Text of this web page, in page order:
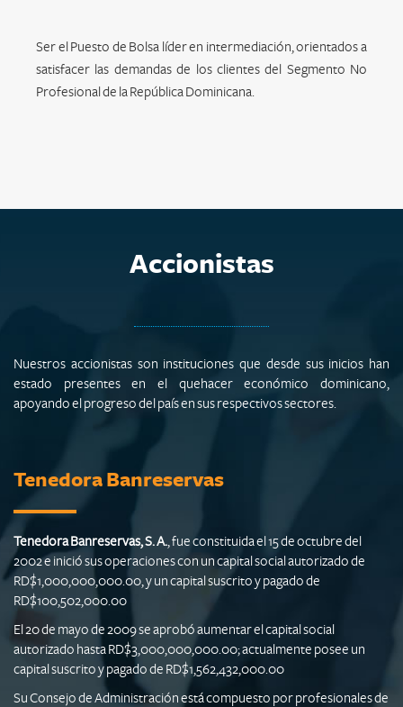
Ser el Puesto de Bolsa líder en intermediación, orientados a
satisfacer las demandas de los clientes del Segmento No
Profesional de la República Dominicana.
Accionistas
Nuestros accionistas son instituciones que desde sus inicios han
estado presentes en el quehacer económico dominicano,
apoyando el progreso del país en sus respectivos sectores.
Tenedora Banreservas
Tenedora Banreservas, S. A., fue constituida el 15 de octubre del
2002 e inició sus operaciones con un capital social autorizado de
RD$1,000,000,000.00, y un capital suscrito y pagado de
RD$100,502,000.00
El 20 de mayo de 2009 se aprobó aumentar el capital social
autorizado hasta RD$3,000,000,000.00; actualmente posee un
capital suscrito y pagado de RD$1,562,432,000.00
Su Consejo de Administración está compuesto por profesionales de